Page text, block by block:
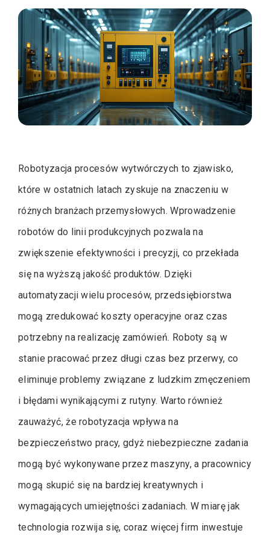
Robotyzacja procesów wytwórczych to zjawisko,
które w ostatnich latach zyskuje na znaczeniu w
różnych branżach przemysłowych. Wprowadzenie
robotów do linii produkcyjnych pozwala na
zwiększenie efektywności i precyzji, co przekłada
się na wyższą jakość produktów. Dzięki
automatyzacji wielu procesów, przedsiębiorstwa
mogą zredukować koszty operacyjne oraz czas
potrzebny na realizację zamówień. Roboty są w
stanie pracować przez długi czas bez przerwy, co
eliminuje problemy związane z ludzkim zmęczeniem
i błędami wynikającymi z rutyny. Warto również
zauważyć, że robotyzacja wpływa na
bezpieczeństwo pracy, gdyż niebezpieczne zadania
mogą być wykonywane przez maszyny, a pracownicy
mogą skupić się na bardziej kreatywnych i
wymagających umiejętności zadaniach. W miarę jak
technologia rozwija się, coraz więcej firm inwestuje